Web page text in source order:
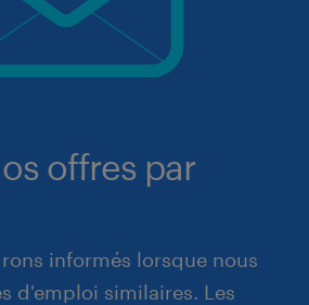
offres par
informés lorsque nous
d'emploi similaires. Les